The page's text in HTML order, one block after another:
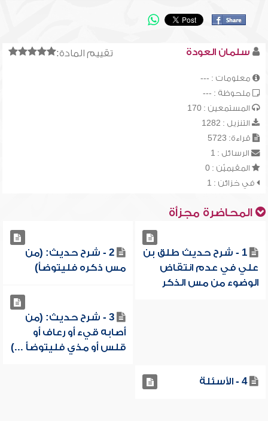
تقييم المادة: سلمان العودة
معلومات : ---
ملحوظة : ---
المستمعين : 170
التنزيل : 1282
قراءة: 5723
الرسائل : 1
المقيميّن : 0
في خزائن : 1
المحاضرة مجزأة
1 - شرح حديث طلق بن
علي في عدم انتقاض
الوضوء من مس الذكر
2 - شرح حديث: (من
مس ذكره فليتوضأ)
3 - شرح حديث: (من
أصابه قيء أو رعاف أو
قلس أو مذي فليتوضأ ...)
4 - الأسئلة